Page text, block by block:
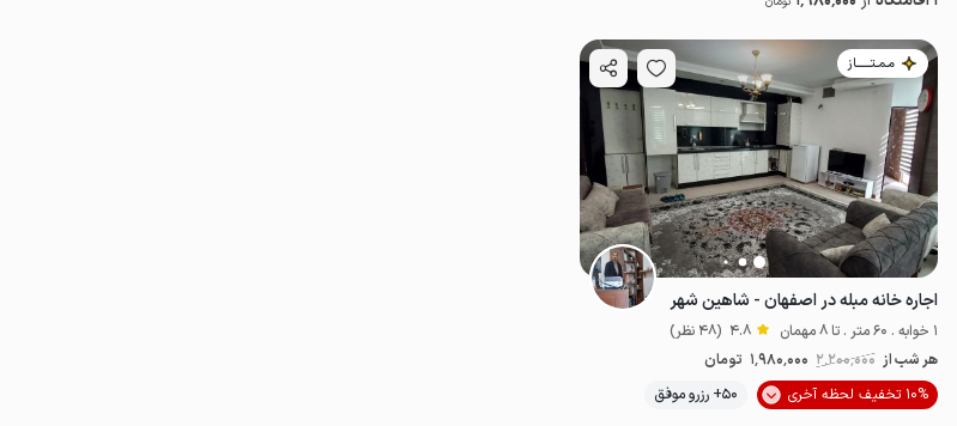
مـمـتــــــاز
اجاره خانه مبله در اصفهان - شاهین شهر
1 خوابه . 60 متر . تا 8 مهمان 4.8 (48 نظر)
هر شب از 2٬200٬000 1٬980٬000 تومان
10% تخفیف لحظه آخری
50+ رزرو موفق